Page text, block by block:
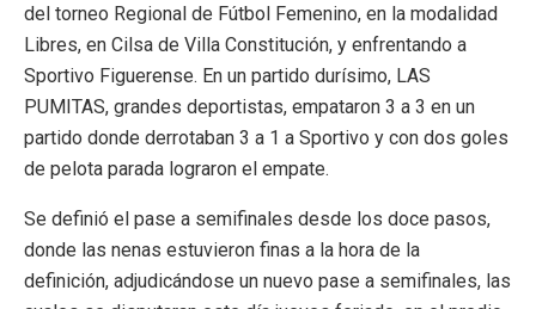
del torneo Regional de Fútbol Femenino, en la modalidad
Libres, en Cilsa de Villa Constitución, y enfrentando a
Sportivo Figuerense. En un partido durísimo, LAS
PUMITAS, grandes deportistas, empataron 3 a 3 en un
partido donde derrotaban 3 a 1 a Sportivo y con dos goles
de pelota parada lograron el empate.
Se definió el pase a semifinales desde los doce pasos,
donde las nenas estuvieron finas a la hora de la
definición, adjudicándose un nuevo pase a semifinales, las